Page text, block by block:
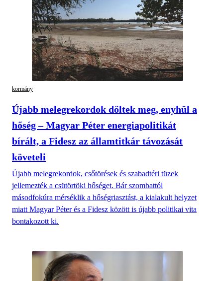
kormány
Újabb melegrekordok dőltek meg, enyhül a
hőség – Magyar Péter energiapolitikát
bírált, a Fidesz az államtitkár távozását
követeli
Újabb melegrekordok, csőtörések és szabadtéri tüzek
jellemezték a csütörtöki hőséget. Bár szombattól
másodfokúra mérséklik a hőségriasztást, a kialakult helyzet
miatt Magyar Péter és a Fidesz között is újabb politikai vita
bontakozott ki.